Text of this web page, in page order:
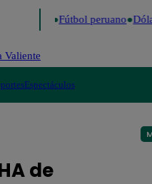
Fútbol peruano Dólar
Valiente
Espectáculos
de